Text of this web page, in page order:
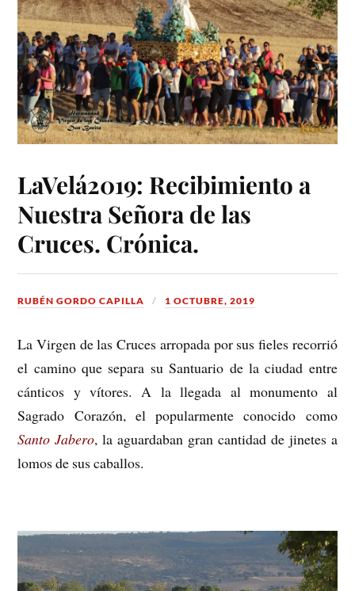
LaVelá2019: Recibimiento a
Nuestra Señora de las
Cruces. Crónica.
RUBÉN GORDO CAPILLA 1 OCTUBRE, 2019
La Virgen de las Cruces arropada por sus fieles recorrió
el camino que separa su Santuario de la ciudad entre
cánticos y vítores. A la llegada al monumento al
Sagrado Corazón, el popularmente conocido como
Santo Jabero, la aguardaban gran cantidad de jinetes a
lomos de sus caballos.